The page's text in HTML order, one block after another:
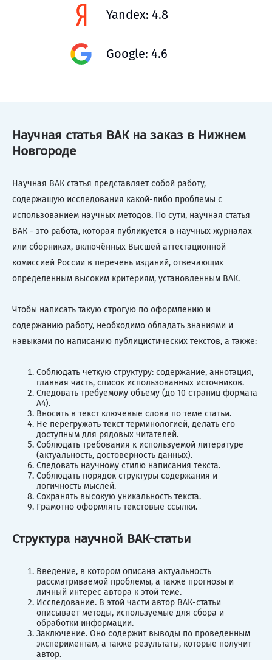
Yandex: 4.8
Google: 4.6
Научная статья ВАК на заказ в Нижнем
Новгороде
Научная ВАК статья представляет собой работу,
содержащую исследования какой-либо проблемы с
использованием научных методов. По сути, научная статья
ВАК - это работа, которая публикуется в научных журналах
или сборниках, включённых Высшей аттестационной
комиссией России в перечень изданий, отвечающих
определенным высоким критериям, установленным ВАК.
Чтобы написать такую строгую по оформлению и
содержанию работу, необходимо обладать знаниями и
навыками по написанию публицистических текстов, а также:
Соблюдать четкую структуру: содержание, аннотация,
главная часть, список использованных источников.
Следовать требуемому объему (до 10 страниц формата
А4).
Вносить в текст ключевые слова по теме статьи.
Не перегружать текст терминологией, делать его
доступным для рядовых читателей.
Соблюдать требования к используемой литературе
(актуальность, достоверность данных).
Следовать научному стилю написания текста.
Соблюдать порядок структуры содержания и
логичность мыслей.
Сохранять высокую уникальность текста.
Грамотно оформлять текстовые ссылки.
Структура научной ВАК-статьи
Введение, в котором описана актуальность
рассматриваемой проблемы, а также прогнозы и
личный интерес автора к этой теме.
Исследование. В этой части автор ВАК-статьи
описывает методы, используемые для сбора и
обработки информации.
Заключение. Оно содержит выводы по проведенным
экспериментам, а также результаты, которые получит
автор.